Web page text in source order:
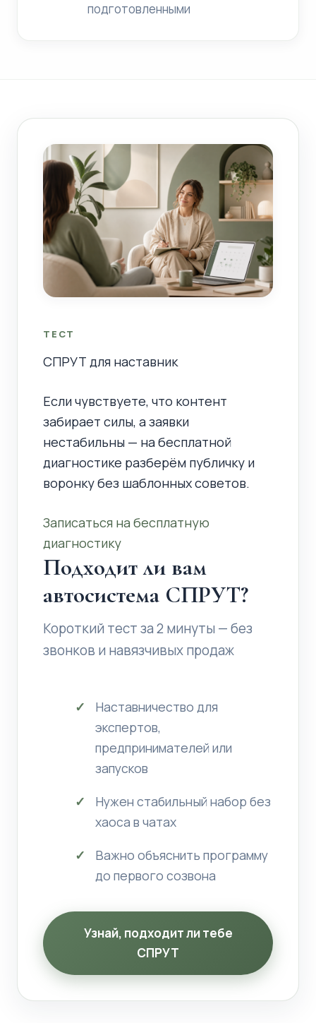
подготовленными
ТЕСТ
СПРУТ для наставник
Если чувствуете, что контент
забирает силы, а заявки
нестабильны — на бесплатной
диагностике разберём публичку и
воронку без шаблонных советов.
Записаться на бесплатную
диагностику
Подходит ли вам
автосистема СПРУТ?
Короткий тест за 2 минуты — без
звонков и навязчивых продаж
Наставничество для
экспертов,
предпринимателей или
запусков
Нужен стабильный набор без
хаоса в чатах
Важно объяснить программу
до первого созвона
Узнай, подходит ли тебе
СПРУТ